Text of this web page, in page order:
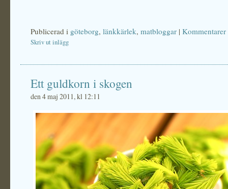
Publicerad i göteborg, länkkärlek, matbloggar |
Skriv ut inlägg
Ett guldkorn i skogen
den 4 maj 2011, kl 12:11